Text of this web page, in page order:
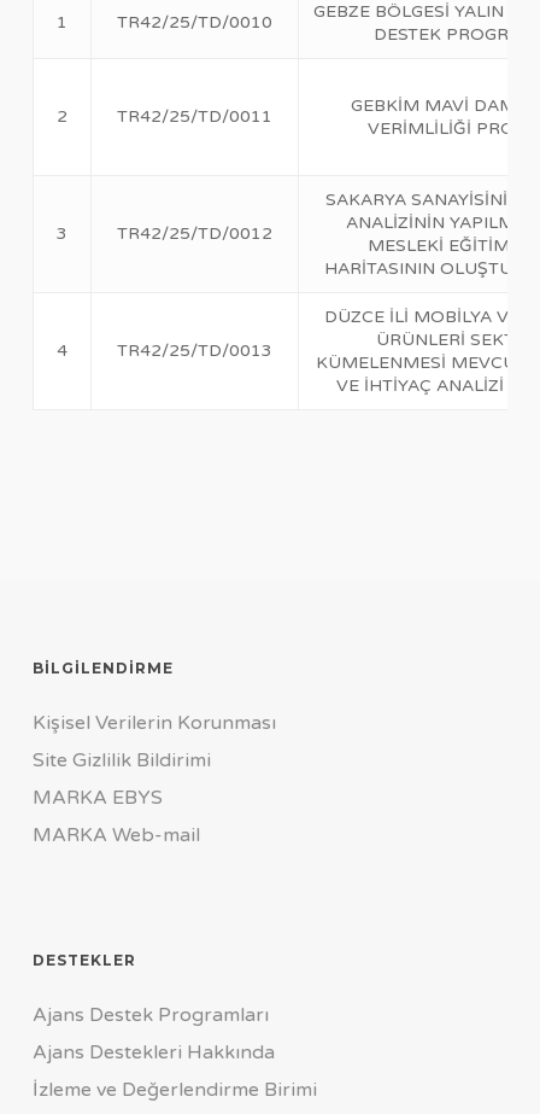
1 TR42/25/TD/0010
GEBZE BÖLGESİ YALIN
DESTEK
2 TR42/25/TD/0011
GEBKİM MAVİ
VERİMLİLİĞİ
3 TR42/25/TD/0012
SAKARYA SANAYİSİNİN
ANALİZİNİN
MESLEKİ EĞİTİM
HARİTASININ
4 TR42/25/TD/0013
DÜZCE İLİ MOBİLYA VE
ÜRÜNLERİ SEKTÖR
KÜMELENMESİ MEVCUT
VE İHTİYAÇ ANALİZİ
BILGILENDIRME
Kişisel Verilerin Korunması
Site Gizlilik Bildirimi
MARKA EBYS
MARKA Web-mail
DESTEKLER
Ajans Destek Programları
Ajans Destekleri Hakkında
İzleme ve Değerlendirme Birimi